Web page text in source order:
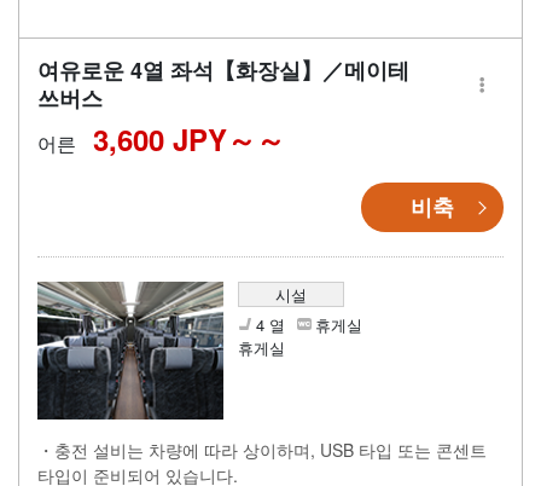
여유로운 4열 좌석【화장실】／메이테
쓰버스
어른 3,600 JPY～
비축
시설
4 열
휴게실
휴게실
・충전 설비는 차량에 따라 상이하며, USB 타입 또는 콘센트
타입이 준비되어 있습니다.